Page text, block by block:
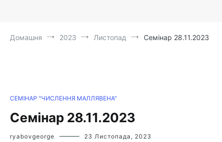
Домашня 2023 Листопад Семінар 28.11.2023
СЕМІНАР "ЧИСЛЕННЯ МАЛЛЯВЕНА"
Семінар 28.11.2023
ryabovgeorge 23 Листопада, 2023